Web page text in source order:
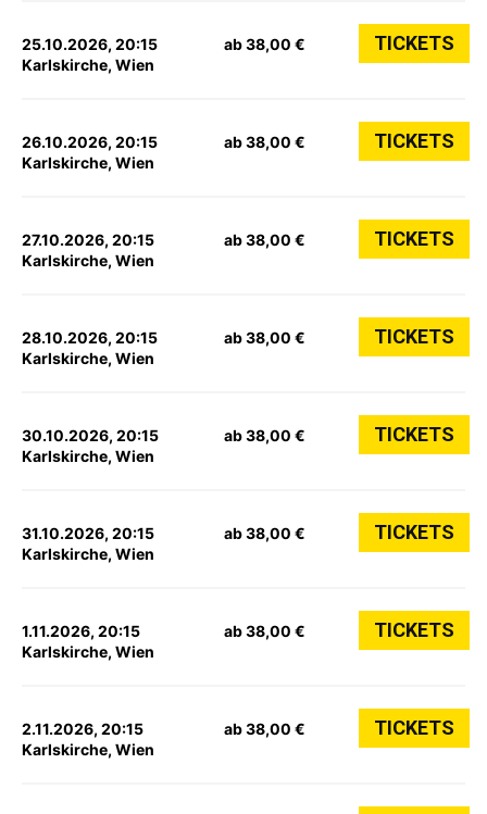
25.10.2026, 20:15
Karlskirche, Wien
ab 38,00 € TICKETS
26.10.2026, 20:15
Karlskirche, Wien
ab 38,00 € TICKETS
27.10.2026, 20:15
Karlskirche, Wien
ab 38,00 € TICKETS
28.10.2026, 20:15
Karlskirche, Wien
ab 38,00 € TICKETS
30.10.2026, 20:15
Karlskirche, Wien
ab 38,00 € TICKETS
31.10.2026, 20:15
Karlskirche, Wien
ab 38,00 € TICKETS
1.11.2026, 20:15
Karlskirche, Wien
ab 38,00 € TICKETS
2.11.2026, 20:15
Karlskirche, Wien
ab 38,00 € TICKETS